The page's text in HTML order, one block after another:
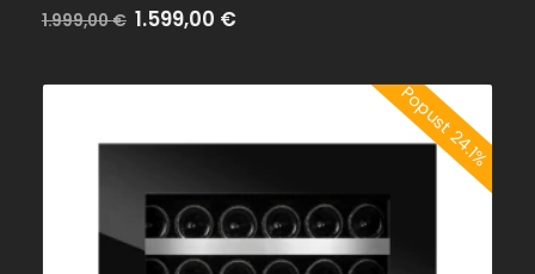
Bez
popusta:
1.999,00€ Na
popustu:
1.599,00 €
Popust 24.1%